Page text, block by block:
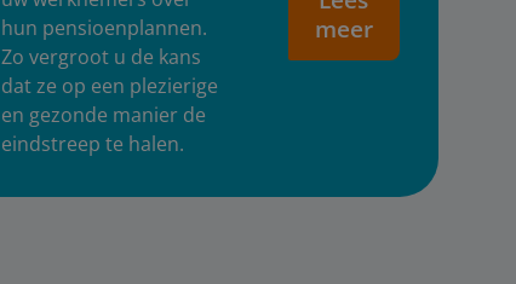
hun pensioenplannen.
Zo vergroot u de kans
dat ze op een plezierige
en gezonde manier de
eindstreep te halen.
meer